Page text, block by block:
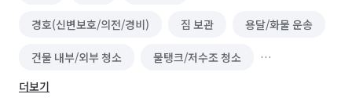
경호(신변보호/의전/경비) 짐 보관 용달/화물 운송
건물 내부/외부 청소 물탱크/저수조 청소
무진동/냉동/냉장차량
더보기